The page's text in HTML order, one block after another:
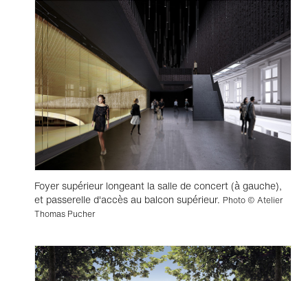
Foyer supérieur longeant la salle de concert (à gauche),
et passerelle d'accès au balcon supérieur. Photo © Atelier
Thomas Pucher